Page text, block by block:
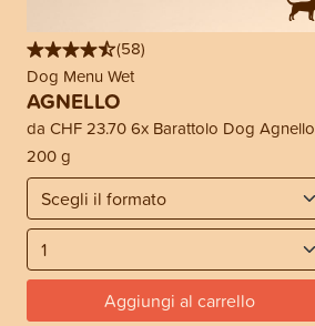
(58)
Dog Menu Wet
AGNELLO
da CHF 23.706x Barattolo Dog Agnello
200 g
Aggiungi al carrello